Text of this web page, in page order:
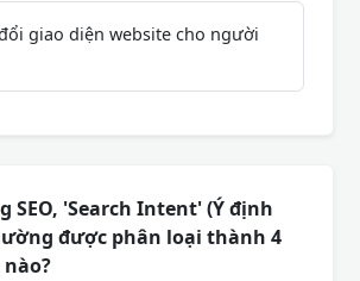
giao diện website cho người
SEO, 'Search Intent' (Ý định
được phân loại thành 4